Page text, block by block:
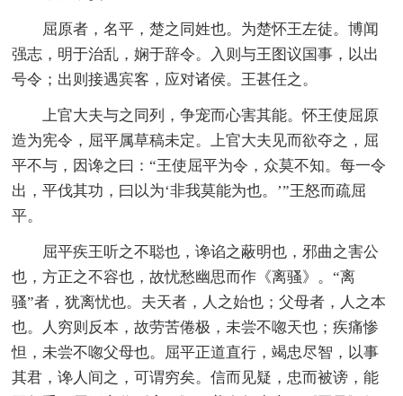
屈原者，名平，楚之同姓也。为楚怀王左徒。博闻
强志，明于治乱，娴于辞令。入则与王图议国事，以出
号令；出则接遇宾客，应对诸侯。王甚任之。
上官大夫与之同列，争宠而心害其能。怀王使屈原
造为宪令，屈平属草稿未定。上官大夫见而欲夺之，屈
平不与，因谗之曰：“王使屈平为令，众莫不知。每一令
出，平伐其功，曰以为‘非我莫能为也。’”王怒而疏屈
平。
屈平疾王听之不聪也，谗谄之蔽明也，邪曲之害公
也，方正之不容也，故忧愁幽思而作《离骚》。“离
骚”者，犹离忧也。夫天者，人之始也；父母者，人之本
也。人穷则反本，故劳苦倦极，未尝不唿天也；疾痛惨
怛，未尝不唿父母也。屈平正道直行，竭忠尽智，以事
其君，谗人间之，可谓穷矣。信而见疑，忠而被谤，能